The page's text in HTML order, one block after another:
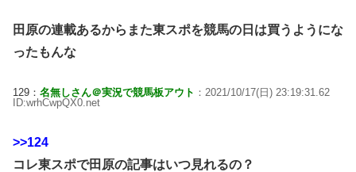
田原の連載あるからまた東スポを競馬の日は買うようにな
ったもんな
129： 名無しさん＠実況で競馬板アウト ：2021/10/17(日) 23:19:31.62
ID:wrhCwpQX0.net
>>124
コレ東スポで田原の記事はいつ見れるの？